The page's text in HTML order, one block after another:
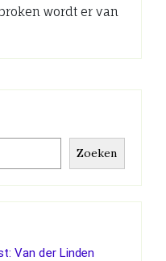
wordt er van
Zoeken
Van der Linden